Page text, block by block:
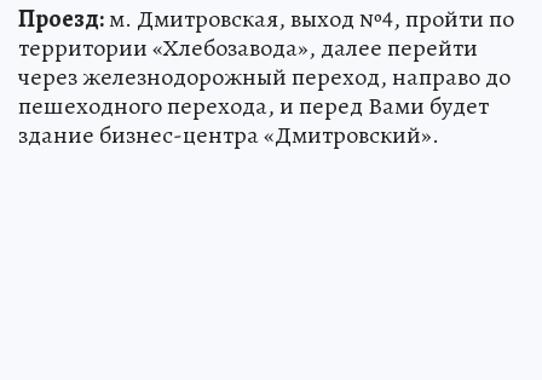
Проезд:м. Дмитровская, выход №4, пройти по
территории «Хлебозавода», далее перейти
через железнодорожный переход, направо до
пешеходного перехода, и перед Вами будет
здание бизнес-центра «Дмитровский».